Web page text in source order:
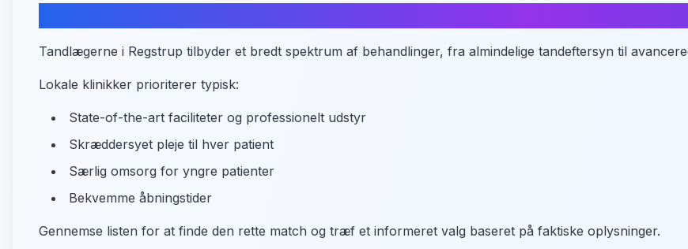
Tandlægerne i Regstrup tilbyder et bredt spektrum af behandlinger, fra almindelige tandeftersyn til
Lokale klinikker prioriterer typisk:
State-of-the-art faciliteter og professionelt udstyr
Skræddersyet pleje til hver patient
Særlig omsorg for yngre patienter
Bekvemme åbningstider
Gennemse listen for at finde den rette match og træf et informeret valg baseret på faktiske oplysninger.